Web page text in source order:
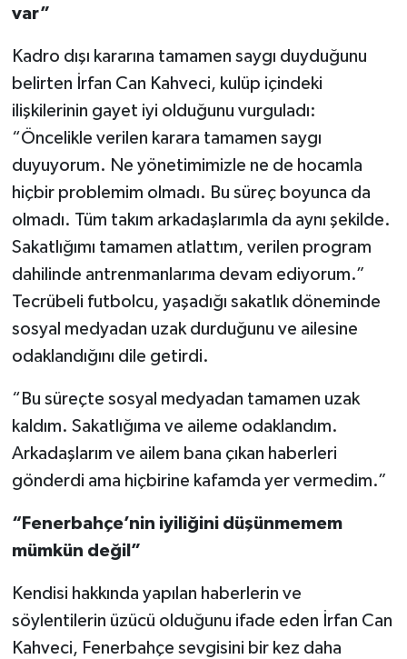
var”
Kadro dışı kararına tamamen saygı duyduğunu
belirten İrfan Can Kahveci, kulüp içindeki
ilişkilerinin gayet iyi olduğunu vurguladı:
“Öncelikle verilen karara tamamen saygı
duyuyorum. Ne yönetimimizle ne de hocamla
hiçbir problemim olmadı. Bu süreç boyunca da
olmadı. Tüm takım arkadaşlarımla da aynı şekilde.
Sakatlığımı tamamen atlattım, verilen program
dahilinde antrenmanlarıma devam ediyorum.”
Tecrübeli futbolcu, yaşadığı sakatlık döneminde
sosyal medyadan uzak durduğunu ve ailesine
odaklandığını dile getirdi.
“Bu süreçte sosyal medyadan tamamen uzak
kaldım. Sakatlığıma ve aileme odaklandım.
Arkadaşlarım ve ailem bana çıkan haberleri
gönderdi ama hiçbirine kafamda yer vermedim.”
“Fenerbahçe’nin iyiliğini düşünmemem
mümkün değil”
Kendisi hakkında yapılan haberlerin ve
söylentilerin üzücü olduğunu ifade eden İrfan Can
Kahveci, Fenerbahçe sevgisini bir kez daha
Türkiye
Video Haber
Yaşam
Yeme-İçme
Yemek